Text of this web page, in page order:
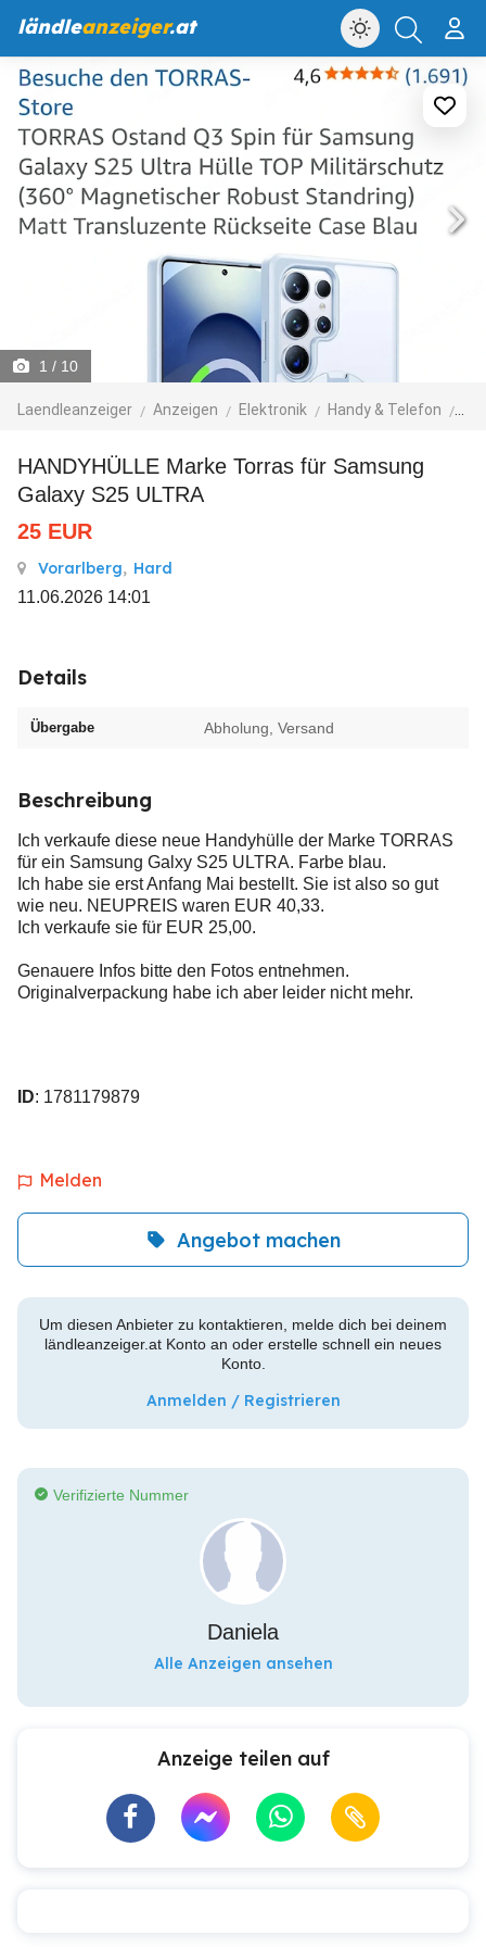
ländleanzeiger.at
1 / 10
Laendleanzeiger Anzeigen Elektronik Handy & Telefon
HANDYHÜLLE Marke Torras für Samsung
Galaxy S25 ULTRA
25 EUR
Vorarlberg, Hard
11.06.2026 14:01
Details
Übergabe Abholung, Versand
Beschreibung
Ich verkaufe diese neue Handyhülle der Marke TORRAS
für ein Samsung Galxy S25 ULTRA. Farbe blau.
Ich habe sie erst Anfang Mai bestellt. Sie ist also so gut
wie neu. NEUPREIS waren EUR 40,33.
Ich verkaufe sie für EUR 25,00.
Genauere Infos bitte den Fotos entnehmen.
Originalverpackung habe ich aber leider nicht mehr.
ID: 1781179879
Melden
Angebot machen
Um diesen Anbieter zu kontaktieren, melde dich bei deinem
ländleanzeiger.at Konto an oder erstelle schnell ein neues
Konto.
Anmelden / Registrieren
Verifizierte Nummer
Daniela
Alle Anzeigen ansehen
Anzeige teilen auf